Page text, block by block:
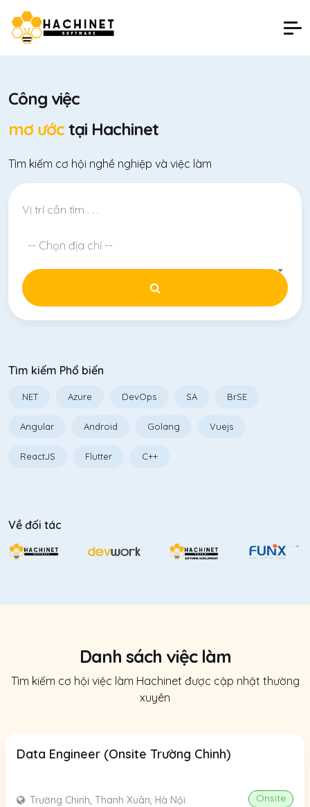
Công việc
mơ ước tại Hachinet
Tìm kiếm cơ hội nghề nghiệp và việc làm
-- Chọn địa chỉ --
Tìm kiếm Phổ biến
.NET Azure DevOps SA BrSE
Angular Android Golang Vuejs
ReactJS Flutter C++
Về đối tác
Danh sách việc làm
Tìm kiếm cơ hội việc làm Hachinet được cập nhật thường
xuyên
Data Engineer (Onsite Trường Chinh)
Trường Chinh, Thanh Xuân, Hà Nội Onsite